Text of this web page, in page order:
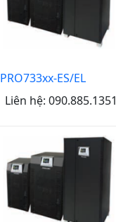
PRO733xx-ES/EL
Liên hệ: 090.885.1351